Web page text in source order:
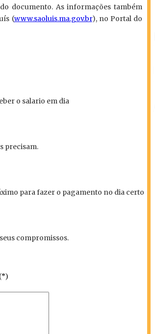
documento. As informações também
(www.saoluis.ma.gov.br), no Portal do
o salario em dia
precisam.
para fazer o pagamento no dia certo
compromissos.